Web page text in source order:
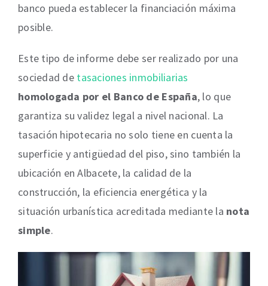
banco pueda establecer la financiación máxima
posible.
Este tipo de informe debe ser realizado por una
sociedad de tasaciones inmobiliarias
homologada por el Banco de España, lo que
garantiza su validez legal a nivel nacional. La
tasación hipotecaria no solo tiene en cuenta la
superficie y antigüedad del piso, sino también la
ubicación en Albacete, la calidad de la
construcción, la eficiencia energética y la
situación urbanística acreditada mediante la nota
simple.